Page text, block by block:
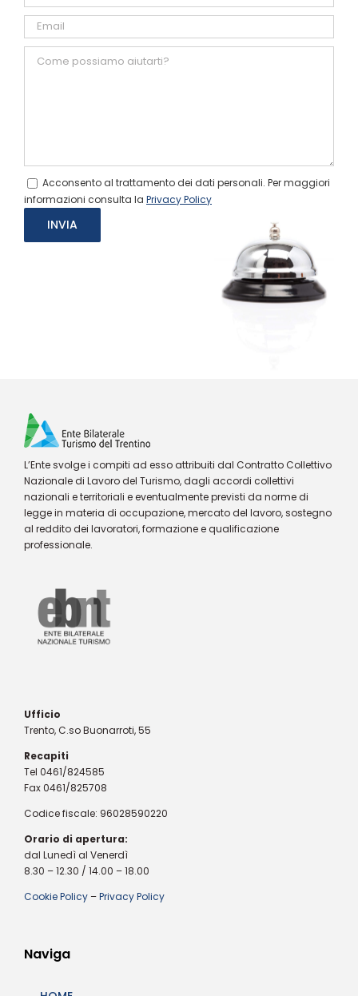
Acconsento al trattamento dei dati personali. Per maggiori
informazioni consulta la Privacy Policy
L’Ente svolge i compiti ad esso attribuiti dal Contratto Collettivo
Nazionale di Lavoro del Turismo, dagli accordi collettivi
nazionali e territoriali e eventualmente previsti da norme di
legge in materia di occupazione, mercato del lavoro, sostegno
al reddito dei lavoratori, formazione e qualificazione
professionale.
Ufficio
Trento, C.so Buonarroti, 55
Recapiti
Tel 0461/824585
Fax 0461/825708
Codice fiscale: 96028590220
Orario di apertura:
dal Lunedì al Venerdì
8.30 – 12.30 / 14.00 – 18.00
Cookie Policy –Privacy Policy
Naviga